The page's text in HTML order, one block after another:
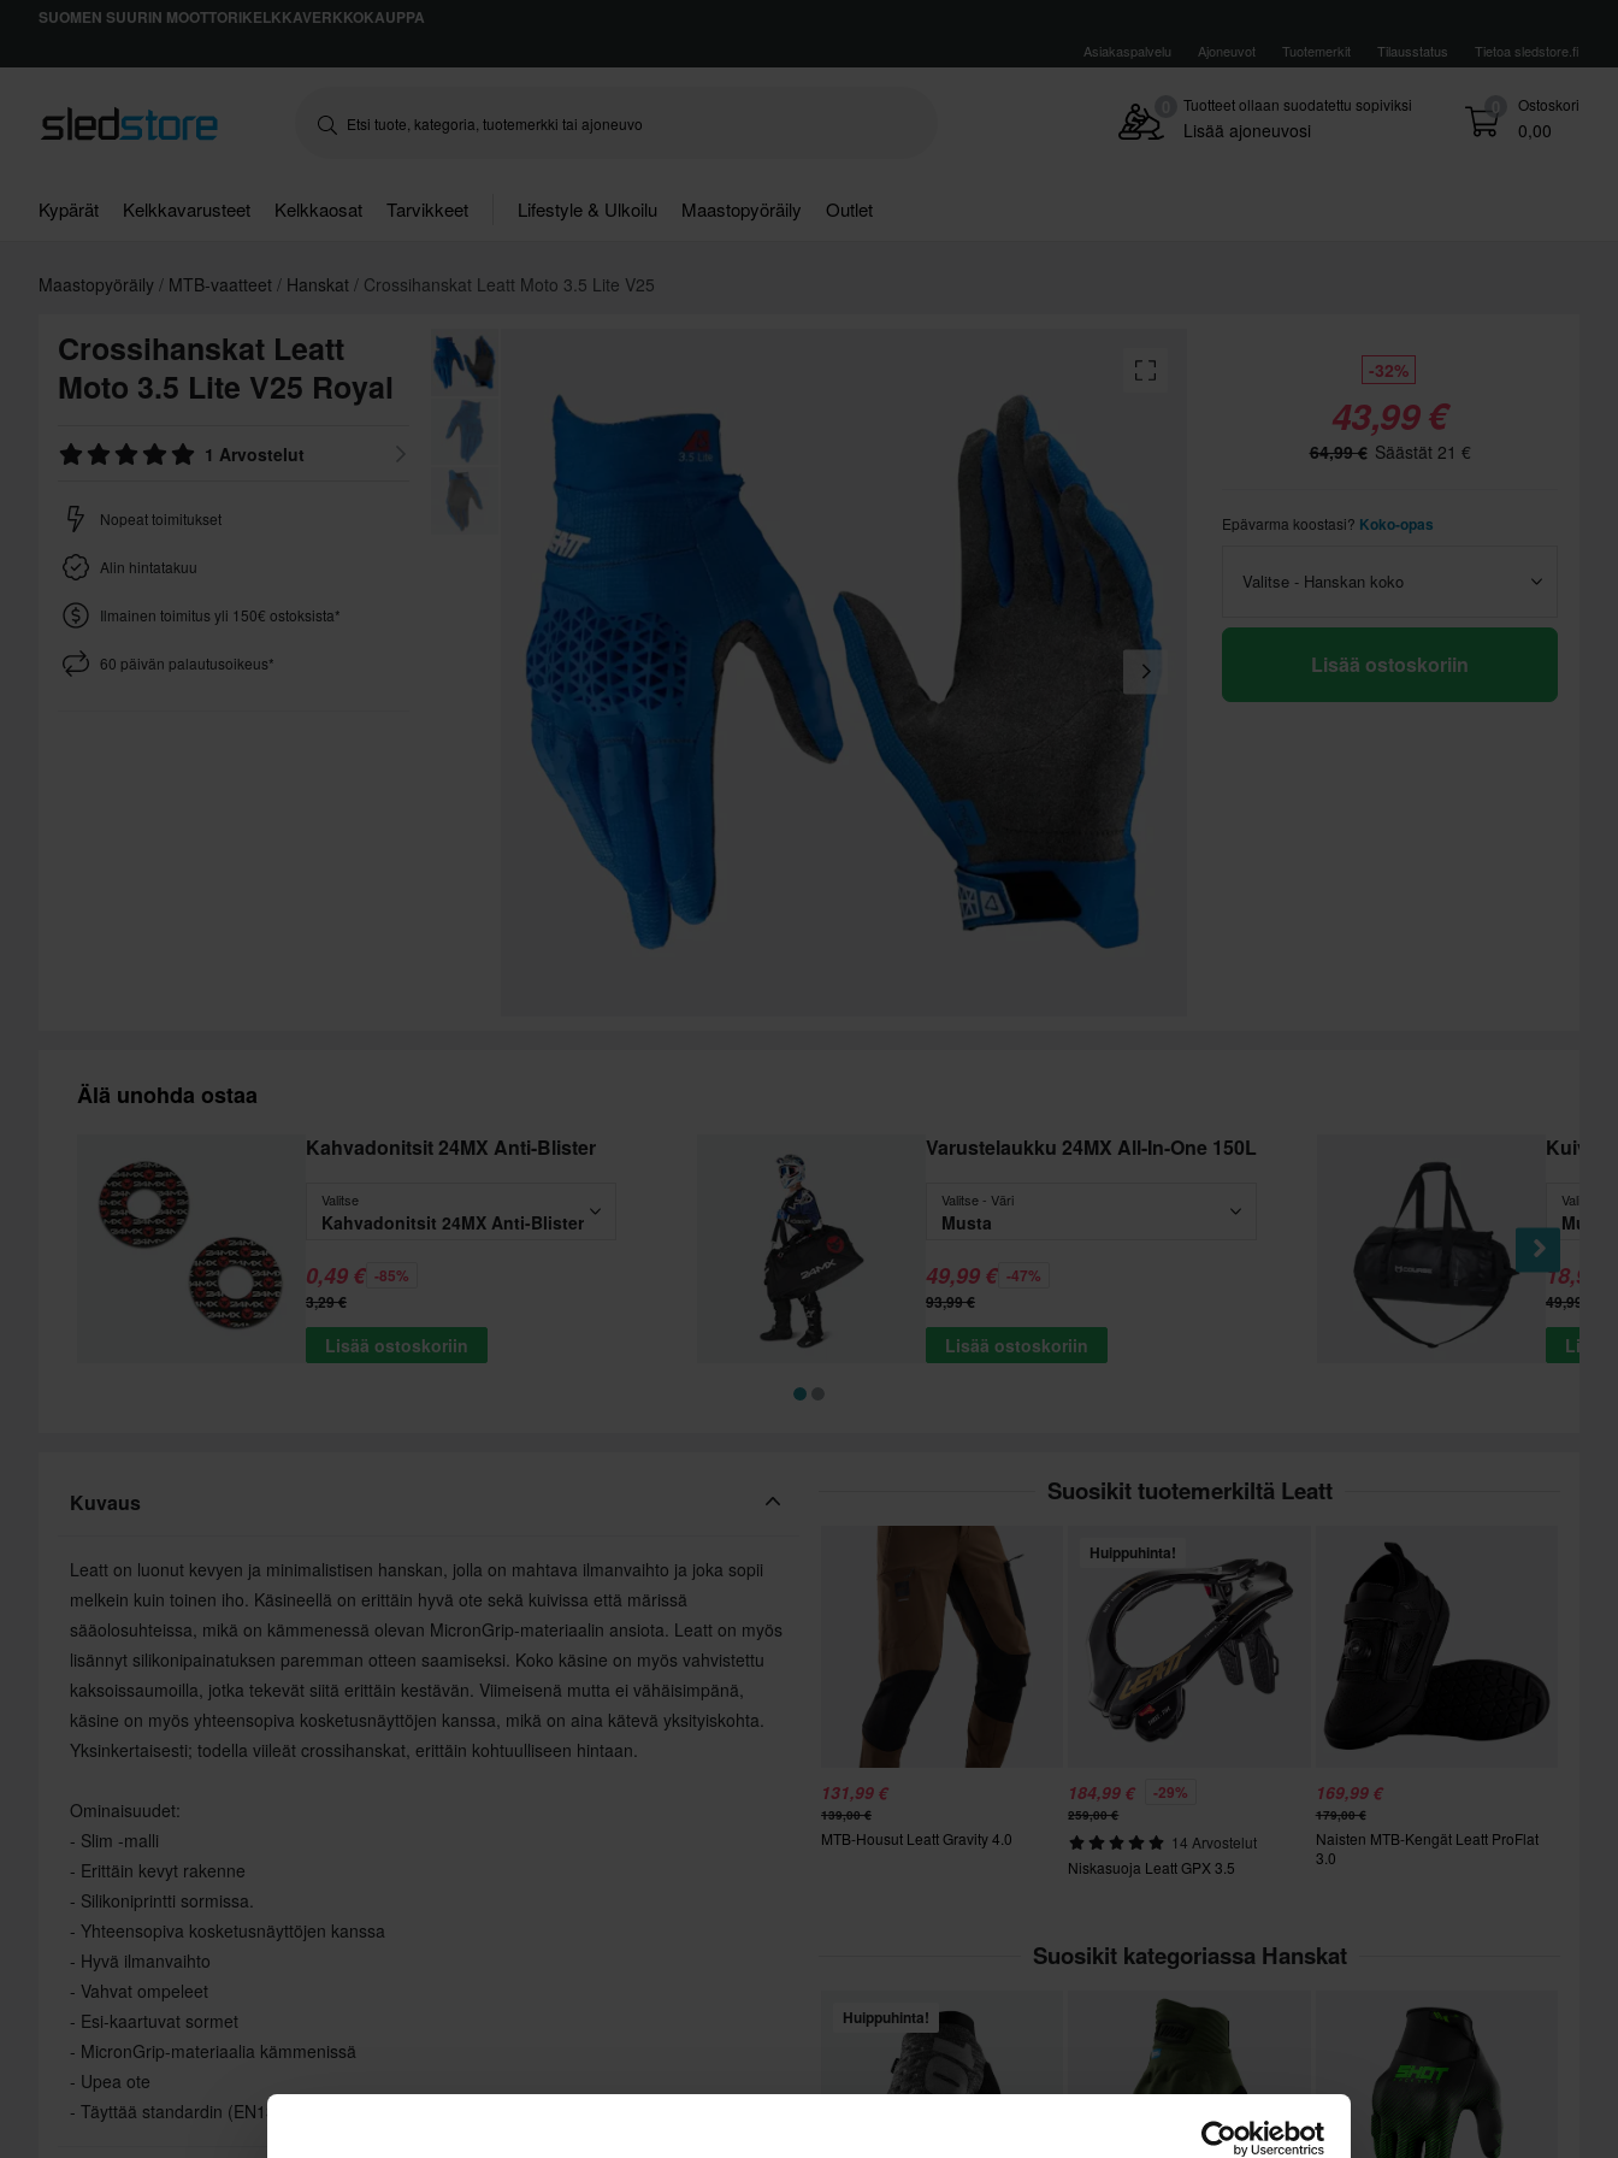
SUOMEN SUURIN MOOTTORIKELKKAVERKKOKAUPPA
Asiakaspalvelu Ajoneuvot Tuotemerkit Tilausstatus Tietoa sledstore.fi
0 Ostoskori
0,00
Tuotteet ollaan suodatettu sopiviksi
Lisää ajoneuvosi
Kypärät Kelkkavarusteet Kelkkaosat Tarvikkeet Lifestyle & Ulkoilu Maastopyöräily Outlet
Maastopyöräily MTB-vaatteet Hanskat Crossihanskat Leatt Moto 3.5 Lite V25
Crossihanskat Leatt
Moto 3.5 Lite V25 Royal
1 Arvostelut
Nopeat toimitukset
Alin hintatakuu
Ilmainen toimitus yli 150€ ostoksista*
60 päivän palautusoikeus*
-32%
43,99 €
64,99 € Säästät 21 €
Epävarma koostasi? Koko-opas
Valitse - Hanskan koko
Lisää ostoskoriin
Älä unohda ostaa
Kahvadonitsit 24MX Anti-Blister
Valitse
Kahvadonitsit 24MX Anti-Blister
0,49 € -85%
3,29 €
Lisää ostoskoriin
Varustelaukku 24MX All-In-One 150L
Valitse - Väri
Musta
49,99 € -47%
93,99 €
Lisää ostoskoriin
Valitse -
18,99 €
49,99 €
Lisää
Kuvaus
Leatt on luonut kevyen ja minimalistisen hanskan, jolla on mahtava ilmanvaihto ja joka sopii
melkein kuin toinen iho. Käsineellä on erittäin hyvä ote sekä kuivissa että märissä
sääolosuhteissa, mikä on kämmenessä olevan MicronGrip-materiaalin ansiota. Leatt on myös
lisännyt silikonipainatuksen paremman otteen saamiseksi. Koko käsine on myös vahvistettu
kaksoissaumoilla, jotka tekevät siitä erittäin kestävän. Viimeisenä mutta ei vähäisimpänä,
käsine on myös yhteensopiva kosketusnäyttöjen kanssa, mikä on aina kätevä yksityiskohta.
Yksinkertaisesti; todella viileät crossihanskat, erittäin kohtuulliseen hintaan.
Ominaisuudet:
- Slim -malli
- Erittäin kevyt rakenne
- Silikoniprintti sormissa.
- Yhteensopiva kosketusnäyttöjen kanssa
- Hyvä ilmanvaihto
- Vahvat ompeleet
- Esi-kaartuvat sormet
- MicronGrip-materiaalia kämmenissä
- Upea ote
- Täyttää standardin (EN13594: 2015)
Suosikit tuotemerkiltä Leatt
131,99 €
139,00 €
MTB-Housut Leatt Gravity 4.0
Huippuhinta!
184,99 € -29%
259,00 €
14 Arvostelut
Niskasuoja Leatt GPX 3.5
169,99 €
179,00 €
Naisten MTB-Kengät Leatt ProFlat
3.0
Suosikit kategoriassa Hanskat
Huippuhinta!